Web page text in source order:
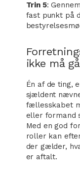
Trin 5:
fast punkt på
ikke må
Én af de ting,
sjældent
fællesskabet
eller formand
Med en god
roller kan
der gælder,
er aftalt.